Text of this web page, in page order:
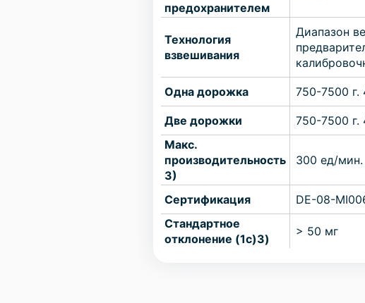
предохранителем
Технология
взвешивания
Диапазон
Одна дорожка 750-7500 г.
Две дорожки
750-7500 г.
Макс.
производительность
3)
300 ед/мин.
Сертификация
DE-08-
Стандартное
отклонение (1с)3)
> 50 мг